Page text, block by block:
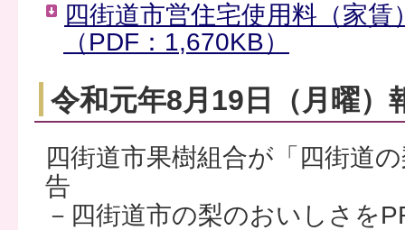
四街道市営住宅使用料（家
（PDF：1,670KB）
令和元年8月19日（月曜）
四街道市果樹組合が「四街道
告
－四街道市の梨のおいしさを